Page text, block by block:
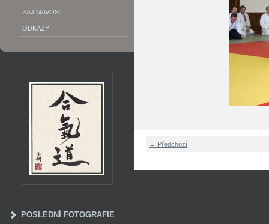
← Předchozí
ZAJÍMAVOSTI
ODKAZY
POSLEDNÍ FOTOGRAFIE